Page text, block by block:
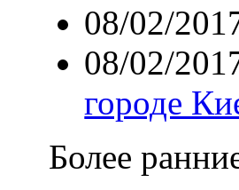
08/02/
08/02/
городе
Более